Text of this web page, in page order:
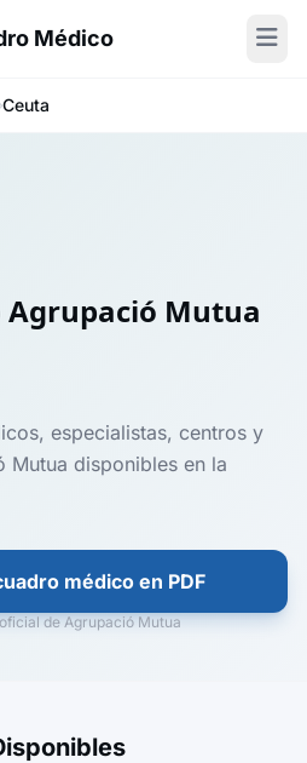
Médico
Ceuta
Agrupació Mutua
especialistas, centros y
Mutua disponibles en la
médico en PDF
de Agrupació Mutua